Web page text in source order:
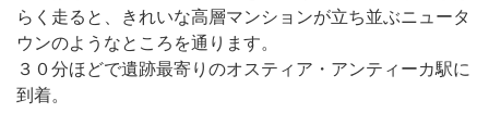
らく走ると、きれいな高層マンションが立ち並ぶニュータ
ウンのようなところを通ります。
３０分ほどで遺跡最寄りのオスティア・アンティーカ駅に
到着。